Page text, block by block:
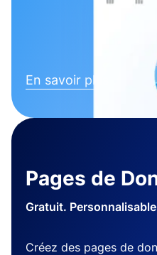
En savoir plus
Pages de
Gratuit.
Créez des pages de